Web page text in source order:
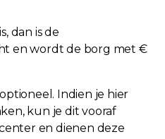
dan is de
en wordt de borg met €
Indien je hier
kun je dit vooraf
en dienen deze